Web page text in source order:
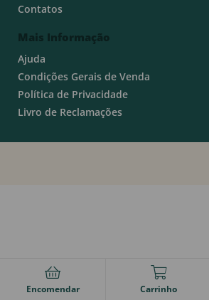
Contatos
Mais Informação
Ajuda
Condições Gerais de Venda
Política de Privacidade
Livro de Reclamações
Encomendar Carrinho